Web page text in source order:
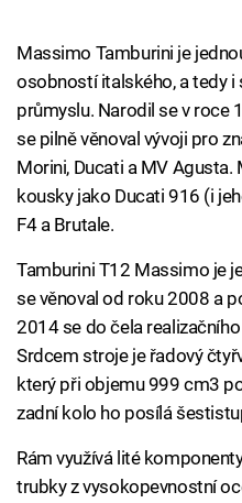
Massimo Tamburini je
osobností italského, a tedy
průmyslu. Narodil se v roce
se pilně věnoval vývoji pro
Morini, Ducati a MV
kousky jako Ducati 916 (i
F4 a Brutale.
Tamburini T12 Massimo je
se věnoval od roku 2008 a
2014 se do čela
Srdcem stroje je řadový
který při objemu 999 cm3
zadní kolo ho posílá
Rám využívá lité
trubky z vysokopevnostní